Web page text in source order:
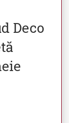
Deco